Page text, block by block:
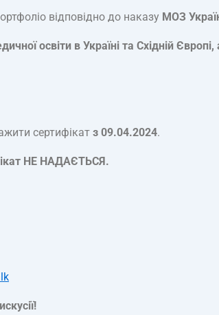
відповідно до наказу МОЗ
освіти в Україні та Східній
сертифікат з 09.04.2024.
НЕ НАДАЄТЬСЯ.